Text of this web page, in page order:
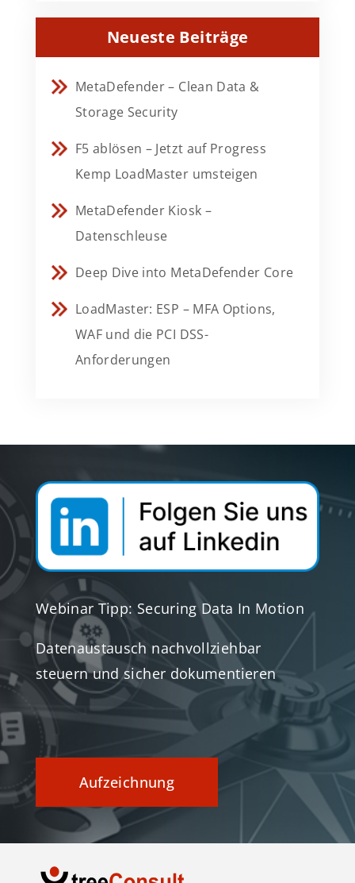
Neueste Beiträge
MetaDefender – Clean Data &
Storage Security
F5 ablösen – Jetzt auf Progress
Kemp LoadMaster umsteigen
MetaDefender Kiosk –
Datenschleuse
Deep Dive into MetaDefender Core
LoadMaster: ESP – MFA Options,
WAF und die PCI DSS-
Anforderungen
Webinar Tipp: Securing Data In Motion
Datenaustausch nachvollziehbar
steuern und sicher dokumentieren
Aufzeichnung